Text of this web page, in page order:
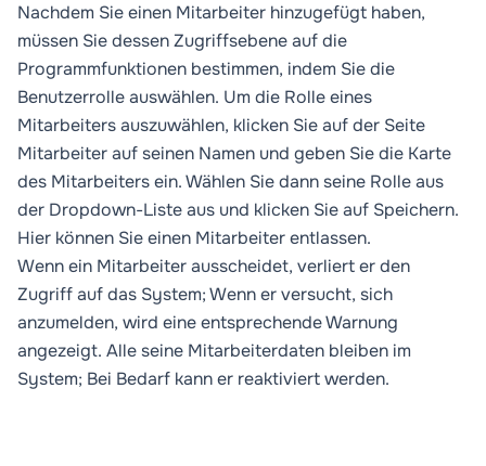
Nachdem Sie einen Mitarbeiter hinzugefügt haben,
müssen Sie dessen Zugriffsebene auf die
Programmfunktionen bestimmen, indem Sie die
Benutzerrolleauswählen. Um die Rolle eines
Mitarbeiters auszuwählen, klicken Sie auf der Seite
Mitarbeiterauf seinen Namen und geben Sie die Karte
des Mitarbeiters ein. Wählen Sie dann seine Rolle aus
der Dropdown-Liste aus und klicken Sie auf Speichern.
Hier können Sie einen Mitarbeiterentlassen.
Wenn ein Mitarbeiter ausscheidet, verliert er den
Zugriff auf das System; Wenn er versucht, sich
anzumelden, wird eine entsprechende Warnung
angezeigt. Alle seine Mitarbeiterdaten bleiben im
System; Bei Bedarf kann er reaktiviert werden.